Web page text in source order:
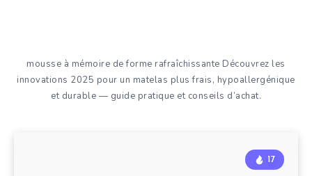
mousse à mémoire de forme rafraîchissante Découvrez les
innovations 2025 pour un matelas plus frais, hypoallergénique
et durable — guide pratique et conseils d’achat.
17